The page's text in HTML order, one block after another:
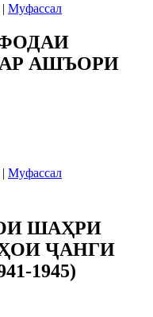
| Муфассал
АШЪОРИ
| Муфассал
ШАҲРИ
ҶАНГИ
1945)